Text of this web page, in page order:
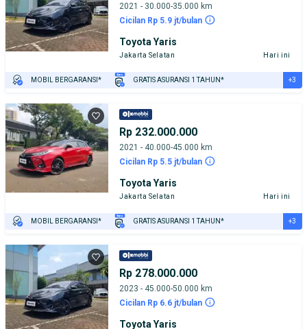
2021 - 30.000-35.000 km
Cicilan Rp 5.9 jt/bulan
Toyota Yaris
Jakarta Selatan Hari ini
MOBIL BERGARANSI* GRATIS ASURANSI 1 TAHUN*
PENJUAL TERVERIFIKASI
+3
Rp 232.000.000
2021 - 40.000-45.000 km
Cicilan Rp 5.5 jt/bulan
Toyota Yaris
Jakarta Selatan Hari ini
MOBIL BERGARANSI* GRATIS ASURANSI 1 TAHUN*
PENJUAL TERVERIFIKASI
+3
Rp 278.000.000
2023 - 45.000-50.000 km
Cicilan Rp 6.6 jt/bulan
Toyota Yaris